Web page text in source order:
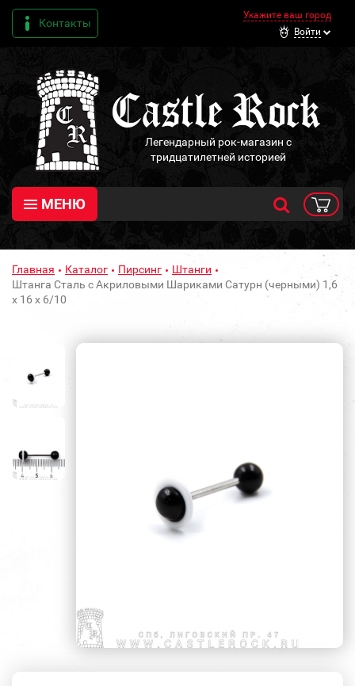
Контакты
Укажите ваш город
Войти
Легендарный рок-магазин с
тридцатилетней историей
МЕНЮ
Главная Каталог Пирсинг
Штанги
Штанга Сталь с Акриловыми Шариками Сатурн (черными) 1,6
х 16 х 6/10